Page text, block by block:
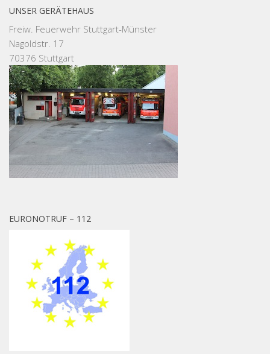
UNSER GERÄTEHAUS
Freiw. Feuerwehr Stuttgart-Münster
Nagoldstr. 17
70376 Stuttgart
EURONOTRUF – 112